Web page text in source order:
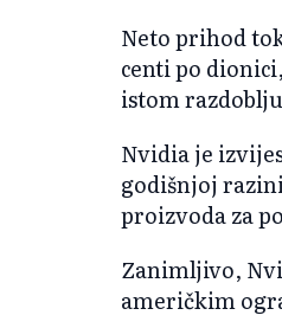
Neto prihod
centi po
istom
Nvidia je
godišnjoj
proizvoda za
Zanimljivo,
američkim